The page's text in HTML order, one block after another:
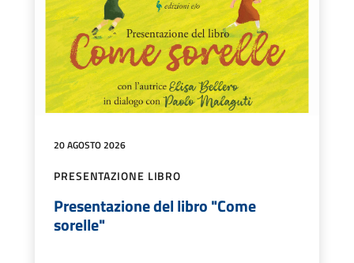
20 AGOSTO 2026
PRESENTAZIONE LIBRO
Presentazione del libro "Come
sorelle"